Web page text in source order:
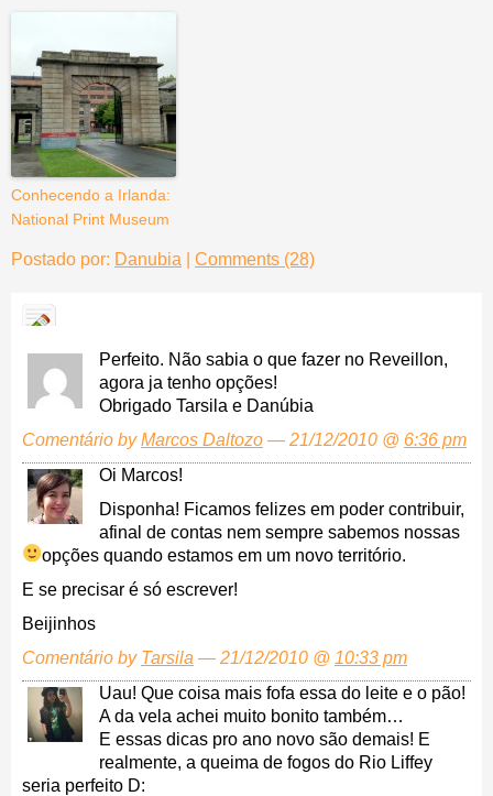
Conhecendo a Irlanda:
National Print Museum
Postado por: Danubia Comments (28)
Perfeito. Não sabia o que fazer no Reveillon,
agora ja tenho opções!
Obrigado Tarsila e Danúbia
Comentário byMarcos Daltozo — 21/12/2010 @ 6:36 pm
Oi Marcos!
Disponha! Ficamos felizes em poder contribuir,
afinal de contas nem sempre sabemos nossas
opções quando estamos em um novo território.
E se precisar é só escrever!
Beijinhos
Comentário by Tarsila — 21/12/2010 @ 10:33 pm
Uau! Que coisa mais fofa essa do leite e o pão!
A da vela achei muito bonito também…
E essas dicas pro ano novo são demais! E
realmente, a queima de fogos do Rio Liffey
seria perfeito D: